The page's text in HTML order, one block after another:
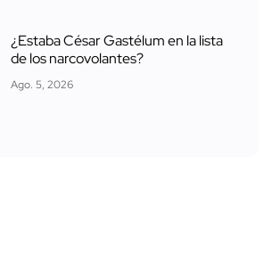
¿Estaba César Gastélum en la lista
de los narcovolantes?
Ago. 5, 2026